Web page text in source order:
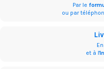
Par le
ou par
En
et à l'